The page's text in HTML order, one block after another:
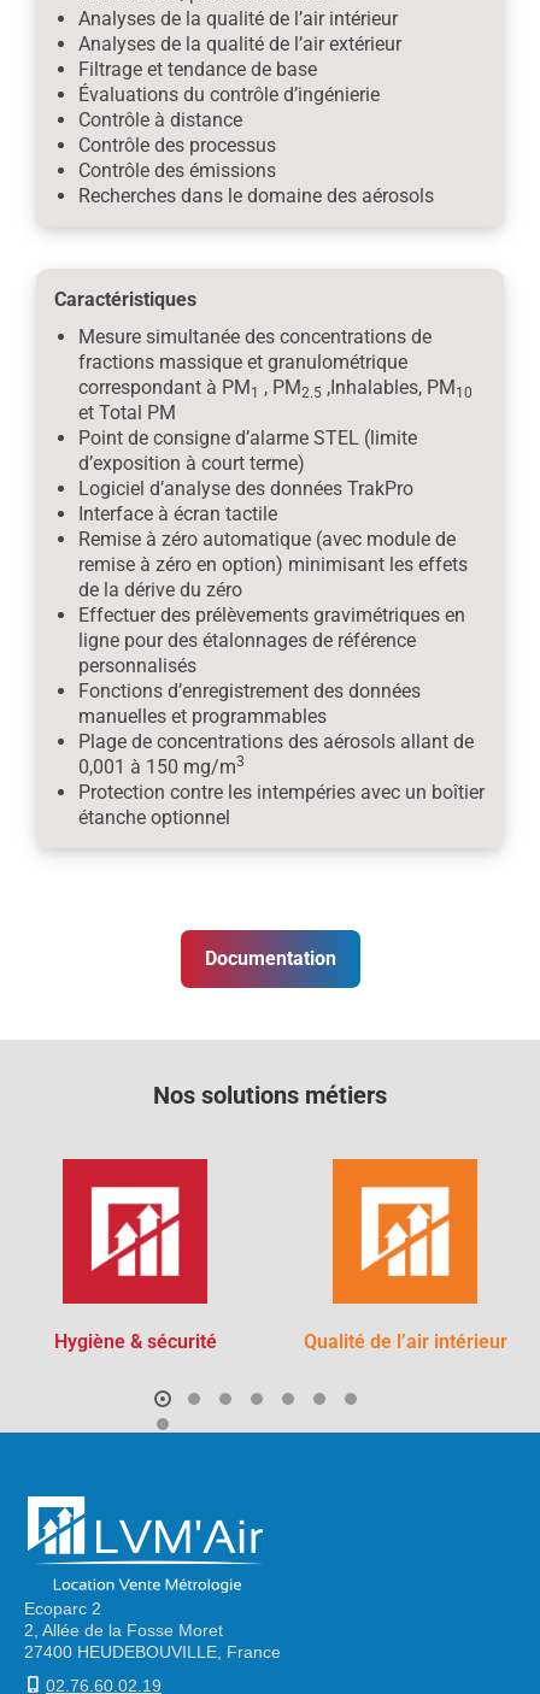
Analyses de la qualité de l’air intérieur
Analyses de la qualité de l’air extérieur
Filtrage et tendance de base
Évaluations du contrôle d’ingénierie
Contrôle à distance
Contrôle des processus
Contrôle des émissions
Recherches dans le domaine des aérosols
Caractéristiques
Mesure simultanée des concentrations de
fractions massique et granulométrique
correspondant à PM 1 , PM2.5 ,Inhalables, PM 10
et Total PM
Point de consigne d’alarme STEL (limite
d’exposition à court terme)
Logiciel d’analyse des données TrakPro
Interface à écran tactile
Remise à zéro automatique (avec module de
remise à zéro en option) minimisant les effets
de la dérive du zéro
Effectuer des prélèvements gravimétriques en
ligne pour des étalonnages de référence
personnalisés
Fonctions d’enregistrement des données
manuelles et programmables
Plage de concentrations des aérosols allant de
0,001 à 150 mg/m3
Protection contre les intempéries avec un boîtier
étanche optionnel
Documentation
Nos solutions métiers
Hygiène & sécurité Qualité de l’air intérieur
Ecoparc 2
2, Allée de la Fosse Moret
27400 HEUDEBOUVILLE, France
02.76.60.02.19